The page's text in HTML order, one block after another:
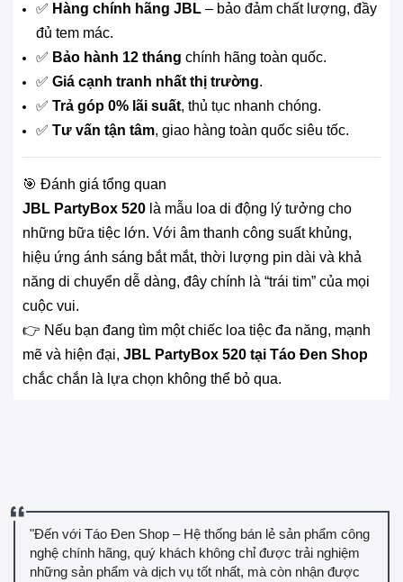
✅ Hàng chính hãng JBL – bảo đảm chất lượng, đầy
đủ tem mác.
✅ Bảo hành 12 tháng chính hãng toàn quốc.
✅ Giá cạnh tranh nhất thị trường.
✅ Trả góp 0% lãi suất, thủ tục nhanh chóng.
✅ Tư vấn tận tâm, giao hàng toàn quốc siêu tốc.
🎯 Đánh giá tổng quan
JBL PartyBox 520 là mẫu loa di động lý tưởng cho
những bữa tiệc lớn. Với âm thanh công suất khủng,
hiệu ứng ánh sáng bắt mắt, thời lượng pin dài và khả
năng di chuyển dễ dàng, đây chính là “trái tim” của mọi
cuộc vui.
👉 Nếu bạn đang tìm một chiếc loa tiệc đa năng, mạnh
mẽ và hiện đại, JBL PartyBox 520 tại Táo Đen Shop
chắc chắn là lựa chọn không thể bỏ qua.
"Đến với Táo Đen Shop – Hệ thống bán lẻ sản phẩm công
nghệ chính hãng, quý khách không chỉ được trải nghiệm
những sản phẩm và dịch vụ tốt nhất, mà còn nhận được